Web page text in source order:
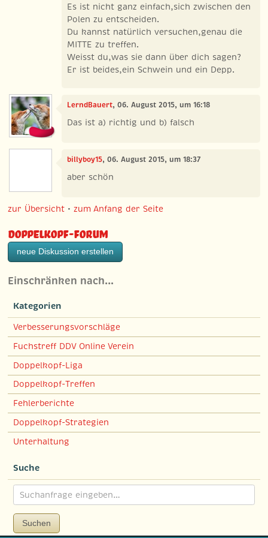
Es ist nicht ganz einfach,sich zwischen den
Polen zu entscheiden.
Du kannst natürlich versuchen,genau die
MITTE zu treffen.
Weisst du,was sie dann über dich sagen?
Er ist beides,ein Schwein und ein Depp.
LerndBauert, 06. August 2015, um 16:18
Das ist a) richtig und b) falsch
billyboy15, 06. August 2015, um 18:37
aber schön
zur Übersicht •zum Anfang der Seite
Doppelkopf-Forum
neue Diskussion erstellen
Einschränken nach…
Kategorien
Verbesserungsvorschläge
Fuchstreff DDV Online Verein
Doppelkopf-Liga
Doppelkopf-Treffen
Fehlerberichte
Doppelkopf-Strategien
Unterhaltung
Suche
Suchen